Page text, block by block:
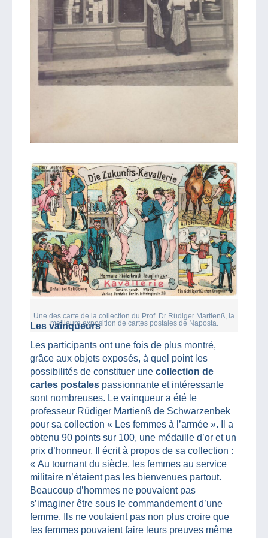
Une des carte de la collection du Prof. Dr Rüdiger Martienß, la
meilleure exposition de cartes postales de Naposta.
Les vainqueurs
Les participants ont une fois de plus montré,
grâce aux objets exposés, à quel point les
possibilités de constituer une collection de
cartes postales passionnante et intéressante
sont nombreuses. Le vainqueur a été le
professeur Rüdiger Martienß de Schwarzenbek
pour sa collection « Les femmes à l’armée ». Il a
obtenu 90 points sur 100, une médaille d’or et un
prix d’honneur. Il écrit à propos de sa collection :
« Au tournant du siècle, les femmes au service
militaire n’étaient pas les bienvenues partout.
Beaucoup d’hommes ne pouvaient pas
s’imaginer être sous le commandement d’une
femme. Ils ne voulaient pas non plus croire que
les femmes pouvaient faire leurs preuves même